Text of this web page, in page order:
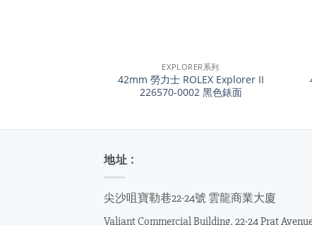
EXPLORER系列
42mm 勞力士 ROLEX Explorer II
226570-0002 黑色錶面
地址 :
尖沙咀寶勒巷22-24號 雲龍商業大廈
Valiant Commercial Building, 22-24 Prat